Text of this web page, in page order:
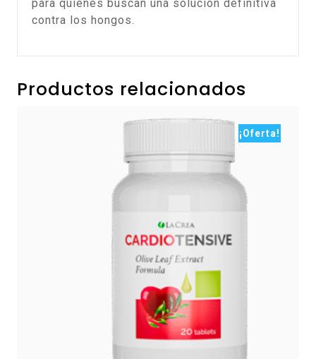
para quienes buscan una solución definitiva
contra los hongos.
Productos relacionados
¡Oferta!